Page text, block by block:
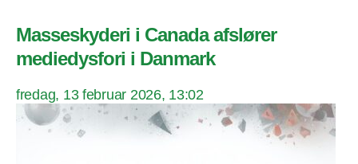
Masseskyderi i Canada afslører
mediedysfori i Danmark
fredag, 13 februar 2026, 13:02